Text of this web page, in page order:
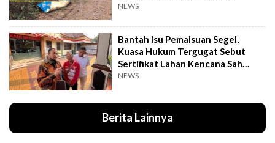
NEWS
Bantah Isu Pemalsuan Segel,
Kuasa Hukum Tergugat Sebut
Sertifikat Lahan Kencana Sah
Lewat PTSL
NEWS
Berita Lainnya